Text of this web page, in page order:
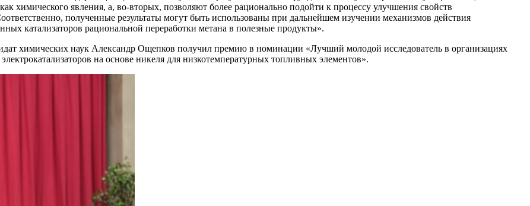
химического явления, а, во-вторых, позволяют более рационально подойти к процессу улучшения свойств
полученные результаты могут быть использованы при дальнейшем изучении механизмов действия
катализаторов рациональной переработки метана в полезные продукты».
химических наук Александр Ощепков получил премию в номинации «Лучший молодой исследователь в организациях
на основе никеля для низкотемпературных топливных элементов».